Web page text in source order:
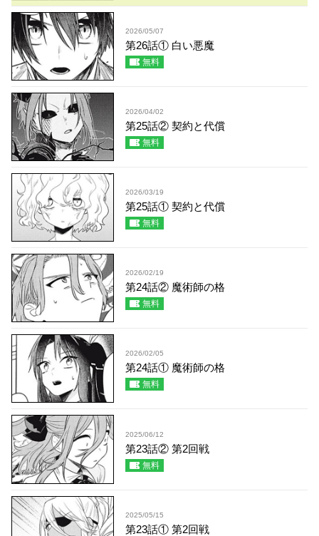
2026/05/07
第26話① 白い悪魔
無料
2026/04/02
第25話② 契約と代償
無料
2026/03/19
第25話① 契約と代償
無料
2026/02/19
第24話② 魔術師の格
無料
2026/02/05
第24話① 魔術師の格
無料
2025/06/12
第23話② 第2回戦
無料
2025/05/15
第23話① 第2回戦